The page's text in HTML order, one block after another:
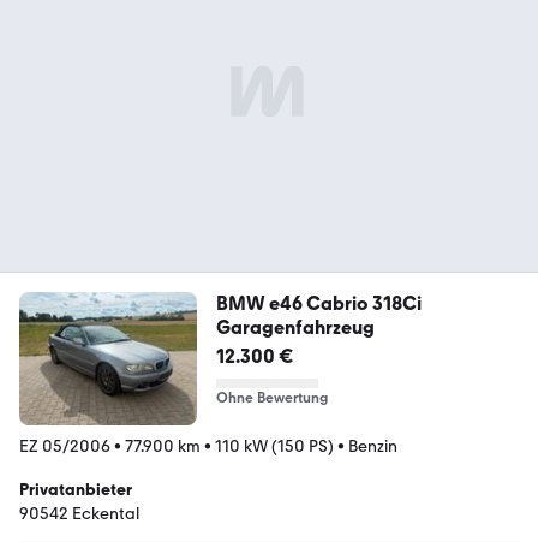
BMW e46 Cabrio 318Ci
Garagenfahrzeug
12.300 €
Ohne Bewertung
EZ 05/2006• 77.900 km • 110 kW (150 PS) • Benzin
Privatanbieter
90542 Eckental